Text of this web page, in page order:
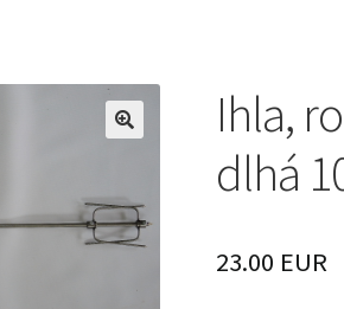
Ihla,
dlhá
23.00 EUR